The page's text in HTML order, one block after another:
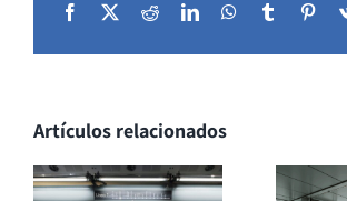
Facebook
X RedditLinkedInWhatsApp
Tumblr
Artículos relacionados